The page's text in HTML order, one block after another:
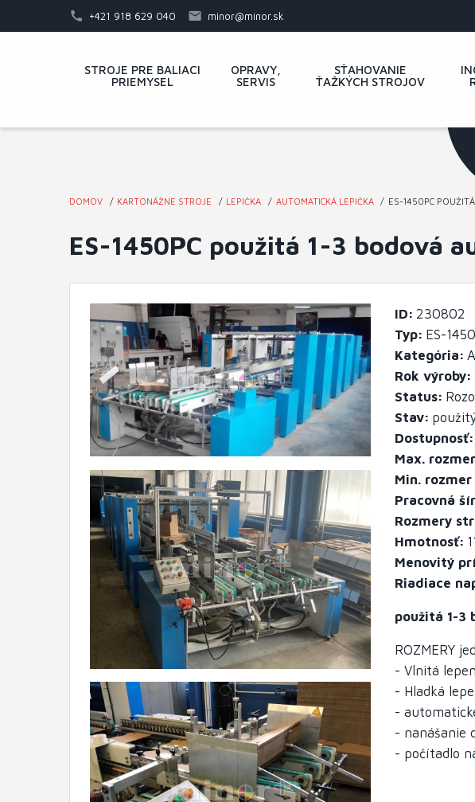
na
+421 918 629 040 minor@minor.sk
STROJE PRE BALIACI
PRIEMYSEL
OPRAVY,
SERVIS
SŤAHOVANIE
ŤAŽKÝCH STROJOV
sa
DOMOV KARTONÁŽNE STROJE LEPIČKA AUTOMATICKÁ LEPIČKA ES-1450PC
ES-1450PC použitá 1-3 bodová
ID 230802
Typ ES-
Kategória
Rok výroby
Status
Stav
Dostupnosť
Max.
Min.
Pracovná
Rozmery
Hmotnosť
Menovitý
Riadiace
použitá 1-3
ROZMERY
- Vlnitá
- Hladká
-
- nanášanie
- počítadlo